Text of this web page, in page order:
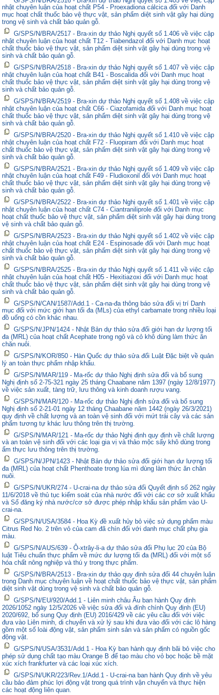
nhật chuyên luận của hoạt chất P54 - Proexadiona cálcica đối với Danh
mục hoạt chất thuốc bảo vệ thực vật, sản phẩm diệt sinh vật gây hại dùng
trong vệ sinh và chất bảo quản gỗ.
G/SPS/N/BRA/2517 - Bra-xin dự thảo Nghị quyết số 1.406 về việc cập
nhật chuyên luận của hoạt chất T12 - Tiabendazol đối với Danh mục hoạt
chất thuốc bảo vệ thực vật, sản phẩm diệt sinh vật gây hại dùng trong vệ
sinh và chất bảo quản gỗ.
G/SPS/N/BRA/2518 - Bra-xin dự thảo Nghị quyết số 1.407 về việc cập
nhật chuyên luận của hoạt chất B41 - Boscalida đối với Danh mục hoạt
chất thuốc bảo vệ thực vật, sản phẩm diệt sinh vật gây hại dùng trong vệ
sinh và chất bảo quản gỗ.
G/SPS/N/BRA/2519 - Bra-xin dự thảo Nghị quyết số 1.408 về việc cập
nhật chuyên luận của hoạt chất C66 - Ciazofamida đối với Danh mục hoạt
chất thuốc bảo vệ thực vật, sản phẩm diệt sinh vật gây hại dùng trong vệ
sinh và chất bảo quản gỗ.
G/SPS/N/BRA/2520 - Bra-xin dự thảo Nghị quyết số 1.410 về việc cập
nhật chuyên luận của hoạt chất F72 - Fluopiram đối với Danh mục hoạt
chất thuốc bảo vệ thực vật, sản phẩm diệt sinh vật gây hại dùng trong vệ
sinh và chất bảo quản gỗ.
G/SPS/N/BRA/2521 - Bra-xin dự thảo Nghị quyết số 1.409 về việc cập
nhật chuyên luận của hoạt chất F49 - Fludioxonil đối với Danh mục hoạt
chất thuốc bảo vệ thực vật, sản phẩm diệt sinh vật gây hại dùng trong vệ
sinh và chất bảo quản gỗ.
G/SPS/N/BRA/2522 - Bra-xin dự thảo Nghị quyết số 1.401 về việc cập
nhật chuyên luận của hoạt chất C74 - Ciantraniliprole đối với Danh mục
hoạt chất thuốc bảo vệ thực vật, sản phẩm diệt sinh vật gây hại dùng trong
vệ sinh và chất bảo quản gỗ.
G/SPS/N/BRA/2523 - Bra-xin dự thảo Nghị quyết số 1.402 về việc cập
nhật chuyên luận của hoạt chất E24 - Espinosade đối với Danh mục hoạt
chất thuốc bảo vệ thực vật, sản phẩm diệt sinh vật gây hại dùng trong vệ
sinh và chất bảo quản gỗ.
G/SPS/N/BRA/2525 - Bra-xin dự thảo Nghị quyết số 1.411 về việc cập
nhật chuyên luận của hoạt chất H05 - Hexitiazoxi đối với Danh mục hoạt
chất thuốc bảo vệ thực vật, sản phẩm diệt sinh vật gây hại dùng trong vệ
sinh và chất bảo quản gỗ.
G/SPS/N/CAN/1587/Add.1 - Ca-na-đa thông báo sửa đổi vị trí Danh
mục đối với mức giới hạn tối đa (MLs) của ethyl carbamate trong nhiều loại
đồ uống có cồn khác nhau.
G/SPS/N/JPN/1424 - Nhật Bản dự thảo sửa đổi giới hạn dư lượng tối
đa (MRL) của hoạt chất Acephate trong ngô và cỏ khô dùng làm thức ăn
chăn nuôi.
G/SPS/N/KOR/850 - Hàn Quốc dự thảo sửa đổi Luật Đặc biệt về quản
lý an toàn thực phẩm nhập khẩu.
G/SPS/N/MAR/119 - Ma-rốc dự thảo Nghị định sửa đổi và bổ sung
Nghị định số 2-75-321 ngày 25 tháng Chaabane năm 1397 (ngày 12/8/1977)
về việc sản xuất, tàng trữ, lưu thông và kinh doanh rượu vang.
G/SPS/N/MAR/120 - Ma-rốc dự thảo Nghị định sửa đổi và bổ sung
Nghị định số 2-21-01 ngày 12 tháng Chaabane năm 1442 (ngày 26/3/2021)
quy định về chất lượng và an toàn vệ sinh đối với mứt trái cây và các sản
phẩm tương tự khác lưu thông trên thị trường.
G/SPS/N/MAR/121 - Ma-rốc dự thảo Nghị định quy định về chất lượng
và an toàn vệ sinh đối với các loại gia vị và thảo mộc sấy khô dùng trong
ẩm thực lưu thông trên thị trường.
G/SPS/N/JPN/1423 - Nhật Bản dự thảo sửa đổi giới hạn dư lượng tối
đa (MRL) của hoạt chất Phenthoate trong lúa mì dùng làm thức ăn chăn
nuôi.
G/SPS/N/UKR/274 - U-crai-na dự thảo sửa đổi Quyết định số 262 ngày
11/6/2018 về thủ tục kiểm soát của nhà nước đối với các cơ sở xuất khẩu
và Sổ đăng ký nhà nước/cơ sở được phép nhập khẩu sản phẩm vào U-
crai-na.
G/SPS/N/USA/3584 - Hoa Kỳ đề xuất hủy bỏ việc sử dụng phẩm màu
Citrus Red No. 2 trên vỏ của cam đã chín đối với danh mục chất phụ gia
màu.
G/SPS/N/AUS/639 - Ô-xtrây-li-a dự thảo sửa đổi Phụ lục 20 của Bộ
luật Tiêu chuẩn thực phẩm về mức dư lượng tối đa (MRL) đối với một số
hóa chất nông nghiệp và thú y trong thực phẩm.
G/SPS/N/BRA/2513 - Bra-xin dự thảo quy định sửa đổi 44 chuyên luận
trong Danh mục chuyên luận về hoạt chất thuốc bảo vệ thực vật, sản phẩm
diệt sinh vật dùng trong vệ sinh và chất bảo quản gỗ.
G/SPS/N/EU/920/Add.1 - Liên minh châu Âu ban hành Quy định
2026/1052 ngày 12/5/2026 về việc sửa đổi và đính chính Quy định (EU)
2020/692, bổ sung Quy định (EU) 2016/429 về các yêu cầu đối với việc
đưa vào Liên minh, di chuyển và xử lý sau khi đưa vào đối với các lô hàng
gồm một số loài động vật, sản phẩm sinh sản và sản phẩm có nguồn gốc
động vật.
G/SPS/N/USA/3531/Add.1 - Hoa Kỳ ban hành quy định bãi bỏ việc cho
phép sử dụng chất tạo màu Orange B để tạo màu cho vỏ bọc hoặc bề mặt
xúc xích frankfurter và các loại xúc xích.
G/SPS/N/UKR/223/Rev.1/Add.1 - U-crai-na ban hành Quy định về yêu
cầu bảo đảm phúc lợi động vật trong quá trình vận chuyển và thực hiện
các hoạt động liên quan.